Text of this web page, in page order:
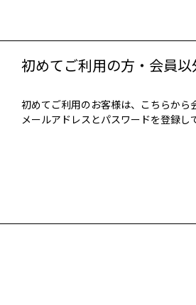
初めてご利用の方・会員以
初めてご利用のお客様は、こちらから
メールアドレスとパスワードを登録し